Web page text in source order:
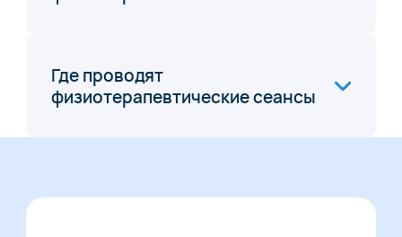
Где проводят
физиотерапевтические сеансы